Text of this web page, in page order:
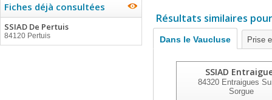
Fiches déjà consultées
SSIAD De Pertuis
84120 Pertuis
Résultats similaires
Dans le Vaucluse Prise
SSIAD
84320 Entraigues
Sorgue